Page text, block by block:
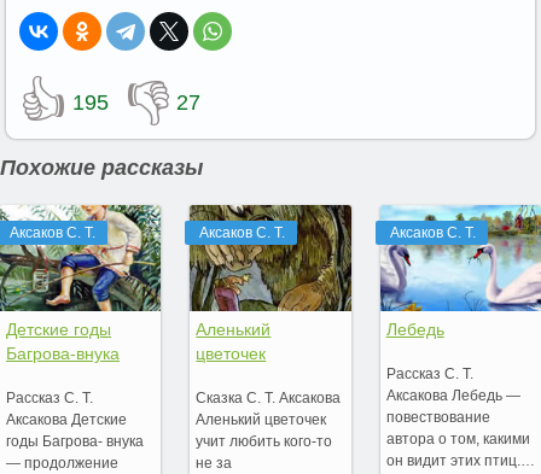
👍 195 👎 27
Похожие рассказы
Аксаков С. Т.
Детские годы
Багрова-внука
Рассказ С. Т.
Аксакова Детские
годы Багрова- внука
— продолжение
Аксаков С. Т.
Аленький
цветочек
Сказка С. Т. Аксакова
Аленький цветочек
учит любить кого-то
не за
Аксаков С. Т.
Лебедь
Рассказ С. Т.
Аксакова Лебедь —
повествование
автора о том, какими
он видит этих птиц.…